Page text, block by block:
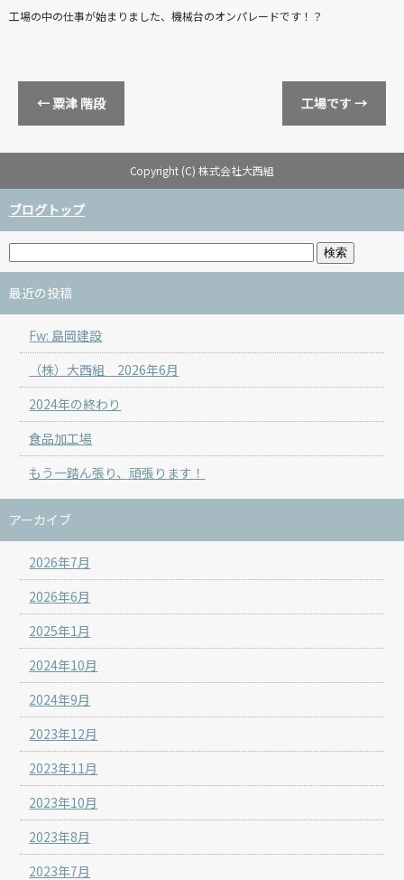
工場の中の仕事が始まりました、機械台のオンパレードです！？
←粟津 階段 工場です →
Copyright (C) 株式会社大西組
ブログトップ
最近の投稿
Fw: 島岡建設
（株）大西組 2026年6月
2024年の終わり
食品加工場
もう一踏ん張り、頑張ります！
アーカイブ
2026年7月
2026年6月
2025年1月
2024年10月
2024年9月
2023年12月
2023年11月
2023年10月
2023年8月
2023年7月